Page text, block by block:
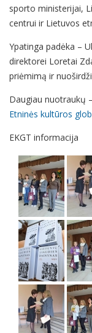
sporto ministerijai,
centrui ir Lietuvos
Ypatinga padėka –
direktorei Loretai
priėmimą ir
Daugiau nuotraukų –
Etninės kultūros
EKGT informacija